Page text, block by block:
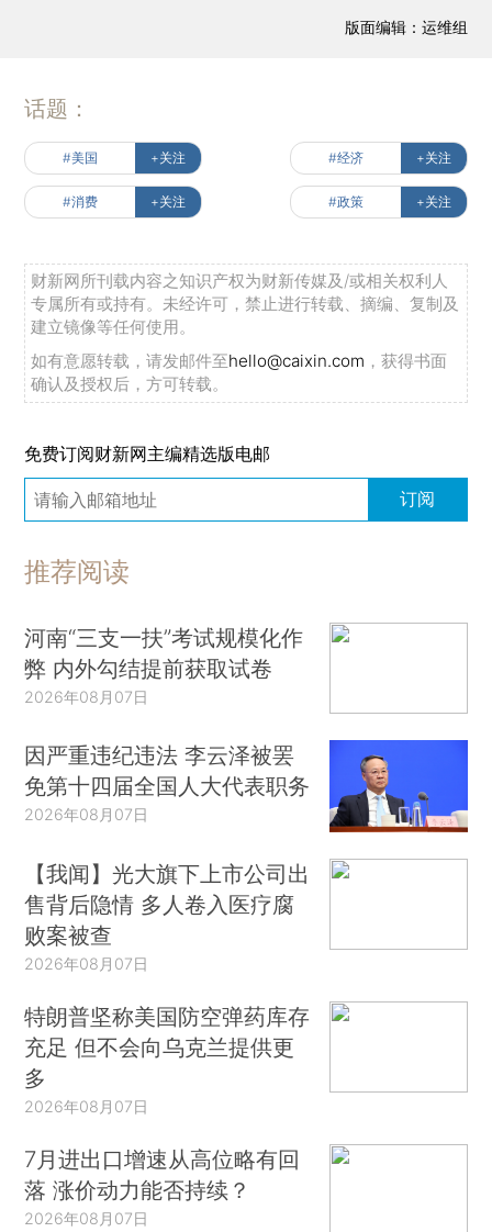
版面编辑：运维组
话题：
#美国 +关注 #经济 +关注
#消费 +关注 #政策 +关注
财新网所刊载内容之知识产权为财新传媒及/或相关权利人
专属所有或持有。未经许可，禁止进行转载、摘编、复制及
建立镜像等任何使用。
如有意愿转载，请发邮件至hello@caixin.com ，获得书面
确认及授权后，方可转载。
免费订阅财新网主编精选版电邮
订阅
推荐阅读
河南“三支一扶”考试规模化作
弊 内外勾结提前获取试卷
2026年08月07日
因严重违纪违法 李云泽被罢
免第十四届全国人大代表职务
2026年08月07日
【我闻】光大旗下上市公司出
售背后隐情 多人卷入医疗腐
败案被查
2026年08月07日
特朗普坚称美国防空弹药库存
充足 但不会向乌克兰提供更
多
2026年08月07日
7月进出口增速从高位略有回
落 涨价动力能否持续？
2026年08月07日